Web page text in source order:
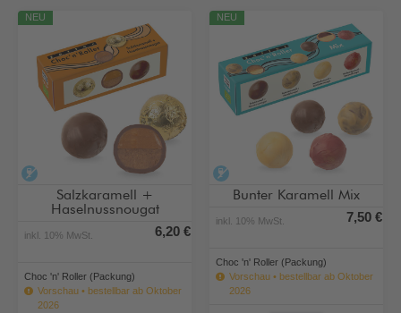
NEU
Salzkaramell +
Haselnussnougat
inkl. 10% MwSt. 6,20 €
Choc 'n' Roller (Packung)
Vorschau • bestellbar ab Oktober
2026
NEU
Bunter Karamell Mix
inkl. 10% MwSt. 7,50 €
Choc 'n' Roller (Packung)
Vorschau • bestellbar ab Oktober
2026